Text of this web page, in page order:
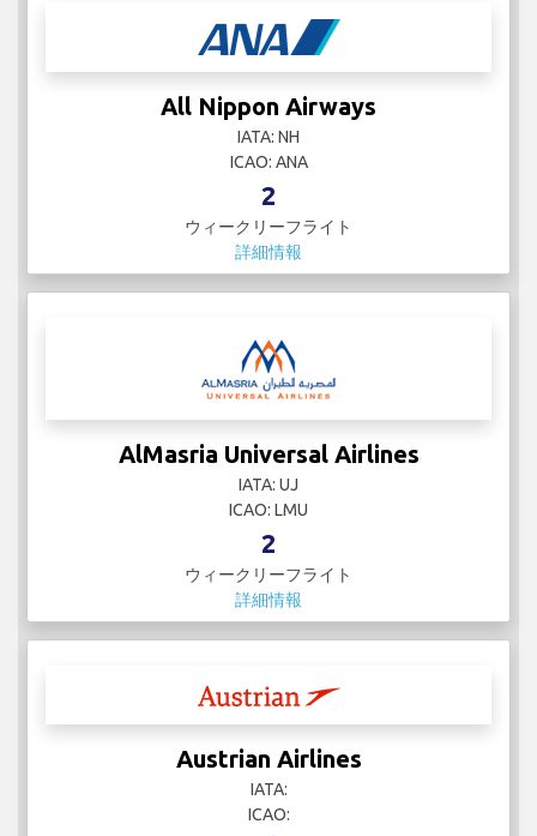
All Nippon Airways
IATA: NH
ICAO: ANA
2
ウィークリーフライト
詳細情報
AlMasria Universal Airlines
IATA: UJ
ICAO: LMU
2
ウィークリーフライト
詳細情報
Austrian Airlines
IATA:
ICAO: